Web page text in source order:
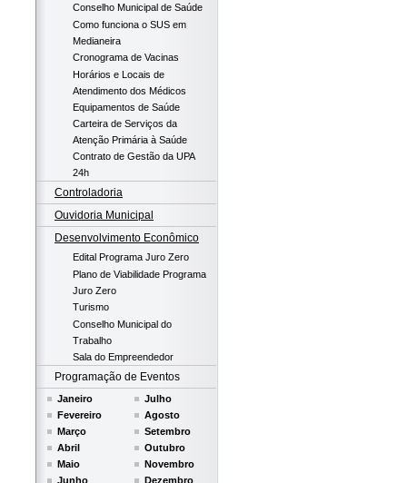
Conselho Municipal de Saúde
Como funciona o SUS em
Medianeira
Cronograma de Vacinas
Horários e Locais de
Atendimento dos Médicos
Equipamentos de Saúde
Carteira de Serviços da
Atenção Primária à Saúde
Contrato de Gestão da UPA
24h
Controladoria
Ouvidoria Municipal
Desenvolvimento Econômico
Edital Programa Juro Zero
Plano de Viabilidade Programa
Juro Zero
Turismo
Conselho Municipal do
Trabalho
Sala do Empreendedor
Programação de Eventos
Janeiro
Fevereiro
Março
Abril
Maio
Junho
Julho
Agosto
Setembro
Outubro
Novembro
Dezembro